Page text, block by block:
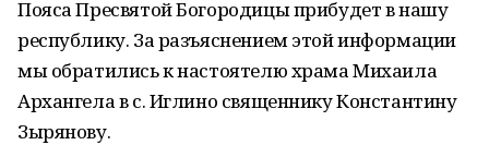
Пояса Пресвятой Богородицы прибудет в нашу
республику. За разъяснением этой информации
мы обратились к настоятелю храма Михаила
Архангела в с. Иглино священнику Константину
Зырянову.